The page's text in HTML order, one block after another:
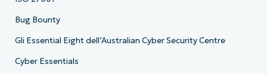
Bug Bounty
Gli Essential Eight dell’Australian Cyber Security Centre
Cyber Essentials